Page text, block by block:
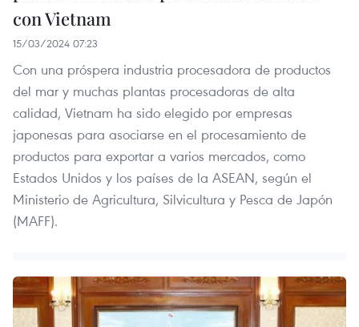
con Vietnam
15/03/2024 07:23
Con una próspera industria procesadora de productos
del mar y muchas plantas procesadoras de alta
calidad, Vietnam ha sido elegido por empresas
japonesas para asociarse en el procesamiento de
productos para exportar a varios mercados, como
Estados Unidos y los países de la ASEAN, según el
Ministerio de Agricultura, Silvicultura y Pesca de Japón
(MAFF).